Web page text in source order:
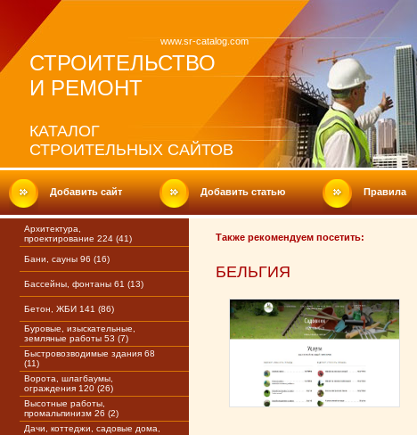
www.sr-catalog.com
СТРОИТЕЛЬСТВО
И РЕМОНТ
КАТАЛОГ
СТРОИТЕЛЬНЫХ САЙТОВ
Добавить сайт Добавить статью Правила
Архитектура,
проектирование 224 (41)
Бани, сауны 96 (16)
Бассейны, фонтаны 61 (13)
Бетон, ЖБИ 141 (86)
Буровые, изыскательные,
земляные работы 53 (7)
Быстровозводимые здания 68
(11)
Ворота, шлагбаумы,
ограждения 120 (26)
Высотные работы,
промальпинизм 26 (2)
Дачи, коттеджи, садовые дома,
Также рекомендуем посетить:
БЕЛЬГИЯ